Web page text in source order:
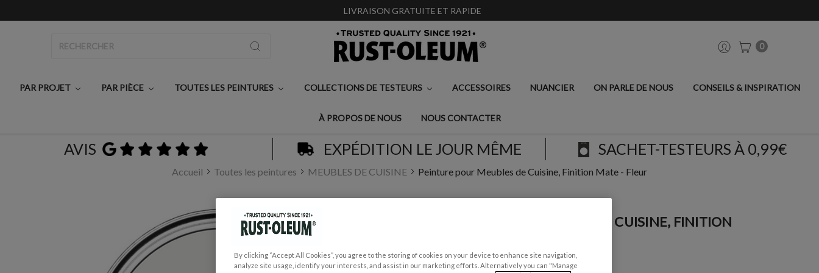
LIVRAISON GRATUITE ET RAPIDE
0
PAR PROJET PAR PIÈCE TOUTES LES PEINTURES COLLECTIONS DE TESTEURS ACCESSOIRES NUANCIER ON PARLE DE NOUS CONSEILS & INSPIRATION
À PROPOS DE NOUS NOUS CONTACTER
AVIS EXPÉDITION LE JOUR MÊME SACHET-TESTEURS À 0,99€
Accueil Toutes les peintures MEUBLES DE CUISINE Peinture pour Meubles de Cuisine, Finition Mate - Fleur
PEINTURE POUR MEUBLES DE CUISINE, FINITION
€0,99 - €35,00
By clicking “Accept All Cookies”, you agree to the storing of cookies on your device to enhance site navigation,
analyze site usage, identify your interests, and assist in our marketing efforts. Alternatively you can "Manage